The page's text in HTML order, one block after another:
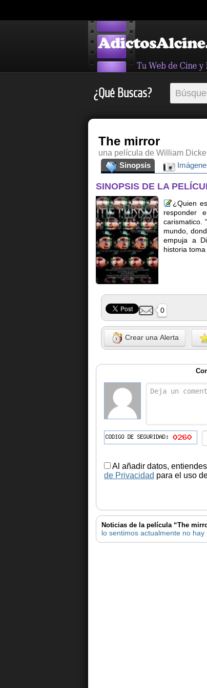
¿Qué Buscas?
The mirror
una película de William
Sinopsis
SINOPSIS DE LA
¿Quien
responder
carismatico.
mundo,
empuja a
historia
0
Crear una Alerta
Al añadir datos,
de Privacidad para el uso
Noticias de la película “The
lo sentimos actualmente no